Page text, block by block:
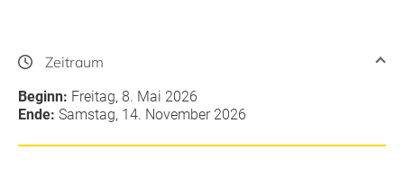
Zeitraum
Beginn: Freitag, 8. Mai 2026
Ende: Samstag, 14. November 2026